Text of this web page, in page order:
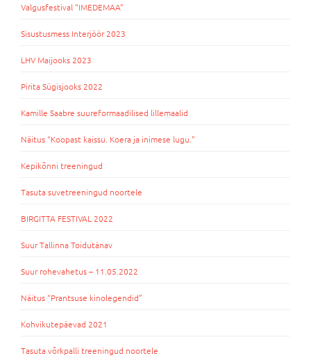
Valgusfestival “IMEDEMAA”
Sisustusmess Interjöör 2023
LHV Maijooks 2023
Pirita Sügisjooks 2022
Kamille Saabre suureformaadilised lillemaalid
Näitus “Koopast kaissu. Koera ja inimese lugu.”
Kepikõnni treeningud
Tasuta suvetreeningud noortele
BIRGITTA FESTIVAL 2022
Suur Tallinna Toidutänav
Suur rohevahetus – 11.05.2022
Näitus “Prantsuse kinolegendid”
Kohvikutepäevad 2021
Tasuta võrkpalli treeningud noortele